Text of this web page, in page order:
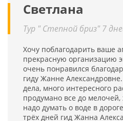
Светлана
Тур " Степной бриз" 7
Хочу поблагодарить ваше
прекрасную организацию
очень понравился
гиду Жанне
дела, много интересного
продумано все до
надо думать о воде в
трёх дней гид Жанна